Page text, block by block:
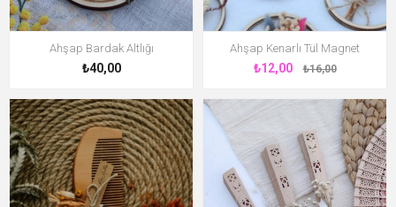
Ahşap Bardak Altlığı
₺40,00
Ahşap Kenarlı Tül Magnet
₺12,00 ₺16,00